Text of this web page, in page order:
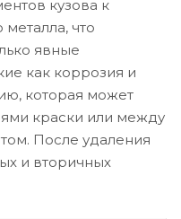
кузова к
что
явные
как коррозия и
которая может
краски или между
После удаления
и вторичных